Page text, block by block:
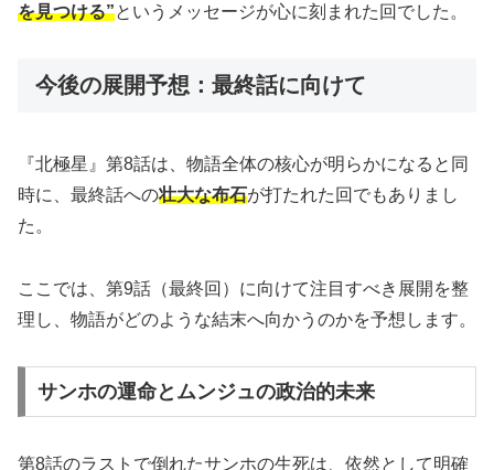
を見つける”というメッセージが心に刻まれた回でした。
今後の展開予想：最終話に向けて
『北極星』第8話は、物語全体の核心が明らかになると同
時に、最終話への壮大な布石が打たれた回でもありまし
た。
ここでは、第9話（最終回）に向けて注目すべき展開を整
理し、物語がどのような結末へ向かうのかを予想します。
サンホの運命とムンジュの政治的未来
第8話のラストで倒れたサンホの生死は、依然として明確